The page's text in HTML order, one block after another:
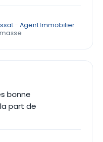
- Agent Immobilier
bonne
part de